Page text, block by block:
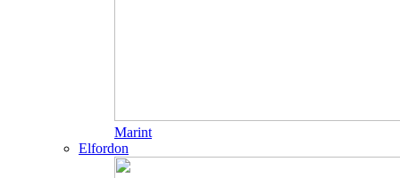
Marint
Elfordon